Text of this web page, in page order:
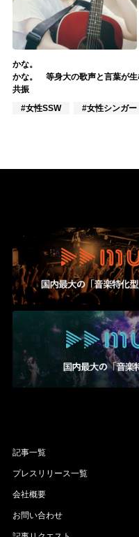
かな。
かな。 等身大の歌声と言葉が生
共振
#女性SSW
#女性シンガー
記事一覧
プレスリリース一覧
会社概要
お問い合わせ